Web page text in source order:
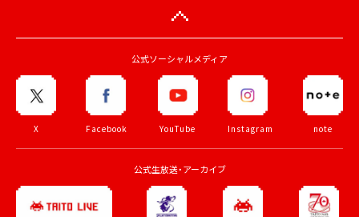
公式ソーシャルメディア
X Facebook YouTube Instagram note
公式生放送・アーカイブ